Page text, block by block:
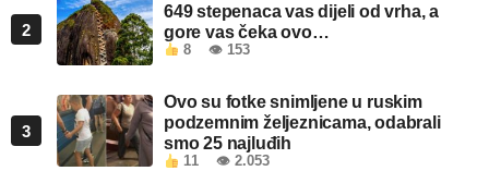
2
649 stepenaca vas dijeli od vrha, a
gore vas čeka ovo…
8 👁 153
3
Ovo su fotke snimljene u ruskim
podzemnim željeznicama, odabrali
smo 25 najluđih
11 👁 2.053